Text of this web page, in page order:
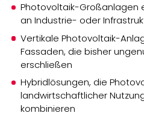
Photovoltaik-Großanlagen
an Industrie- oder
Vertikale Photovoltaik-
Fassaden, die bisher
erschließen
Hybridlösungen, die
landwirtschaftlicher
kombinieren